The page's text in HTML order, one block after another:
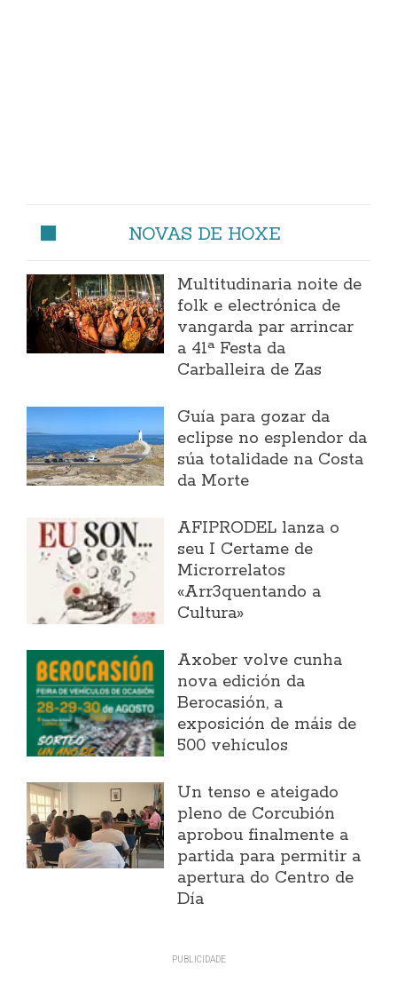
NOVAS DE HOXE
Multitudinaria noite de
folk e electrónica de
vangarda par arrincar
a 41ª Festa da
Carballeira de Zas
Guía para gozar da
eclipse no esplendor da
súa totalidade na Costa
da Morte
AFIPRODEL lanza o
seu I Certame de
Microrrelatos
«Arr3quentando a
Cultura»
Axober volve cunha
nova edición da
Berocasión, a
exposición de máis de
500 vehículos
Un tenso e ateigado
pleno de Corcubión
aprobou finalmente a
partida para permitir a
apertura do Centro de
Día